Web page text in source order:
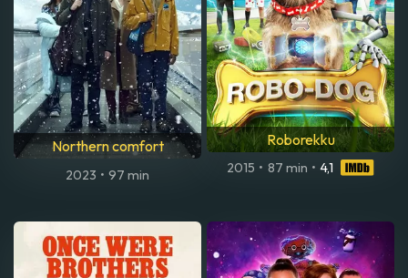
Northern comfort
2023 • 97 min
Roborekku
2015 • 87 min • 4,1